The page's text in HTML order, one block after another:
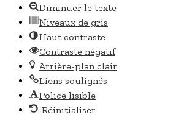
Diminuer le texte
Niveaux de gris
Haut contraste
Contraste négatif
Arrière-plan clair
Liens soulignés
Police lisible
Réinitialiser